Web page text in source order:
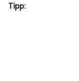
Tipp: